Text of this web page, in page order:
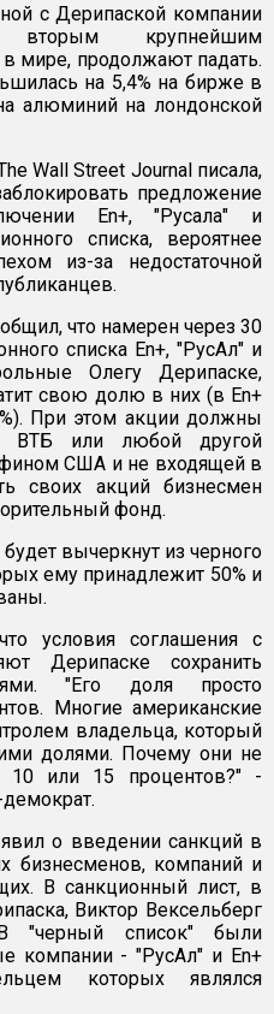
с Дерипаской компании
вторым крупнейшим
мире, продолжают падать.
на 5,4% на бирже в
алюминий на лондонской
Wall Street Journal писала,
предложение
En+, "Русала" и
списка, вероятнее
из-за недостаточной
что намерен через 30
списка En+, "РусАл" и
Олегу Дерипаске,
свою долю в них (в En+
При этом акции должны
ВТБ или любой другой
США и не входящей в
своих акций бизнесмен
фонд.
вычеркнут из черного
ему принадлежит 50% и
условия соглашения с
Дерипаске сохранить
"Его доля просто
Многие американские
владельца, который
долями. Почему они не
или 15 процентов?" -
о введении санкций в
бизнесменов, компаний и
В санкционный лист, в
Виктор Вексельберг
"черный список" были
компании - "РусАл" и En+
которых являлся